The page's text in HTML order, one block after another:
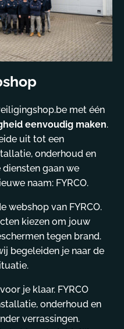
met één
eenvoudig maken.
uit tot een
onderhoud en
gaan we
naam: FYRCO.
webshop van FYRCO.
kiezen om jouw
tegen brand.
begeleiden je naar de
je klaar. FYRCO
onderhoud en
verrassingen.